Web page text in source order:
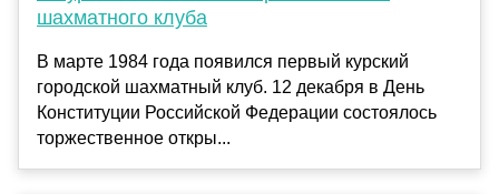
шахматного клуба
В марте 1984 года появился первый курский
городской шахматный клуб. 12 декабря в День
Конституции Российской Федерации состоялось
торжественное откры...